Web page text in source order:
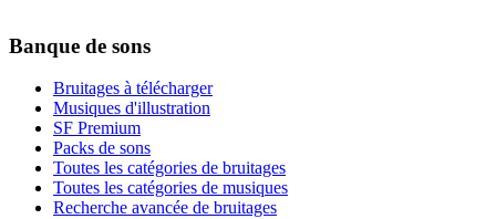
Banque de sons
Bruitages à télécharger
Musiques d'illustration
SF Premium
Packs de sons
Toutes les catégories de bruitages
Toutes les catégories de musiques
Recherche avancée de bruitages